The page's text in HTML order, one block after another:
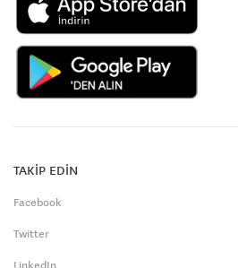
TAKİP EDİN
Facebook
Twitter
LinkedIn